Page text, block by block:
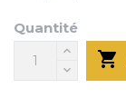
Quantité
